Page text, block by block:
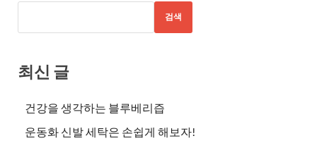
검색
최신 글
건강을 생각하는 블루베리즙
운동화 신발 세탁은 손쉽게 해보자!